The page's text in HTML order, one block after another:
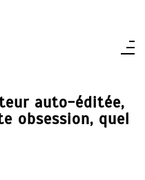
auto-éditée,
obsession, quel